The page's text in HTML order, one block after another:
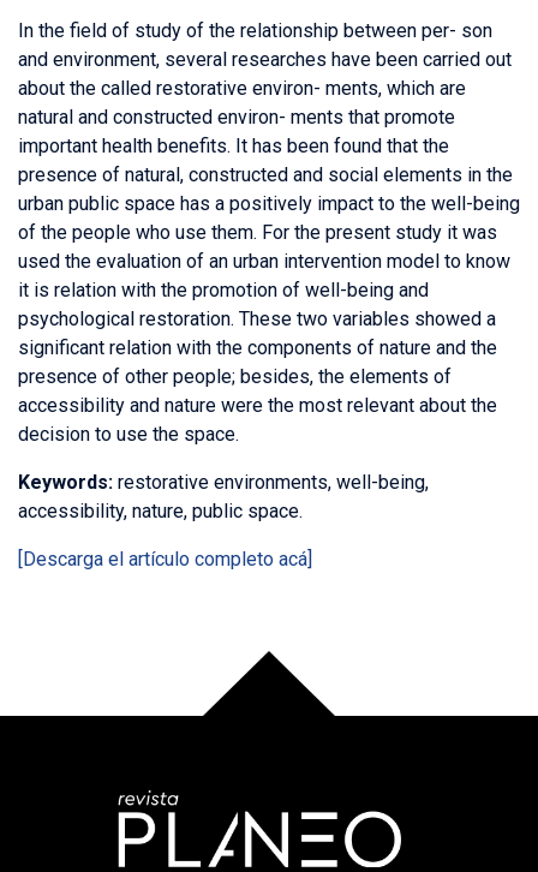
In the field of study of the relationship between per- son
and environment, several researches have been carried out
about the called restorative environ- ments, which are
natural and constructed environ- ments that promote
important health benefits. It has been found that the
presence of natural, constructed and social elements in the
urban public space has a positively impact to the well-being
of the people who use them. For the present study it was
used the evaluation of an urban intervention model to know
it is relation with the promotion of well-being and
psychological restoration. These two variables showed a
significant relation with the components of nature and the
presence of other people; besides, the elements of
accessibility and nature were the most relevant about the
decision to use the space.
Keywords: restorative environments, well-being,
accessibility, nature, public space.
[Descarga el artículo completo acá]